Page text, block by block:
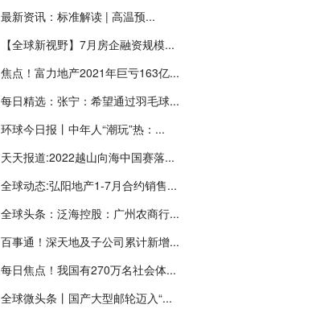
最新资讯：标准解读 | 高温预...
【全球新视野】7月房企融资规模...
焦点！富力地产2021年巨亏163亿...
每日精选：张宁：希望通过羽毛球...
环球今日报丨中年人“潮玩”热：...
天天报道:2022越山向海中国赛落...
全球动态:弘阳地产1-7月合约销售...
全球头条：泛海控股：广州农商行...
百事通！深天地及子公司累计新增...
每日焦点！我国有270万名社会体...
全球微头条丨国产大型邮轮迈入“...